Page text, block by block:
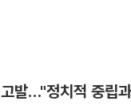
하라"고 강조했다. 김현수
발…"정치적 중립